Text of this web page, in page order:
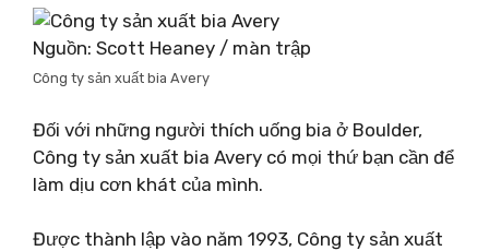
Nguồn: Scott Heaney / màn trập
Công ty sản xuất bia Avery
Đối với những người thích uống bia ở Boulder,
Công ty sản xuất bia Avery có mọi thứ bạn cần để
làm dịu cơn khát của mình.
Được thành lập vào năm 1993, Công ty sản xuất